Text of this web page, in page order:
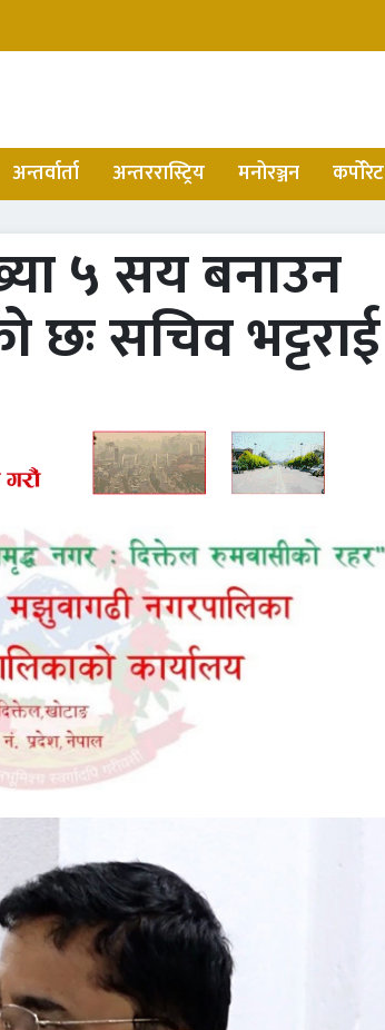
अन्तर्वार्ता अन्तररास्ट्रिय मनोरञ्जन कर्पोरेट
५ सय बनाउन
सचिव भट्टराई